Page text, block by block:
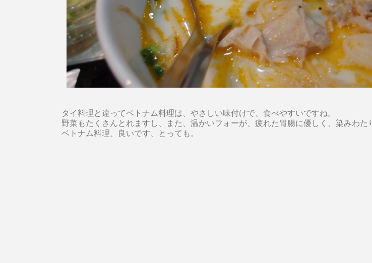
タイ料理と違ってベトナム料理は、やさしい味付けで、食べやすいですね。
野菜もたくさんとれますし、また、温かいフォーが、疲れた胃腸に優しく、染みわた
ベトナム料理、良いです、とっても。